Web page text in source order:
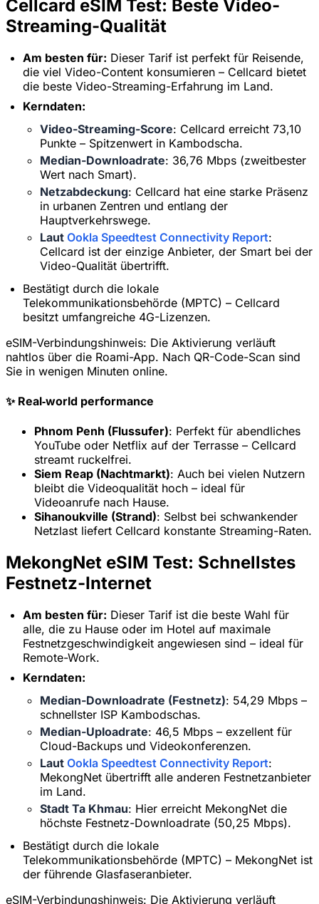
Cellcard eSIM Test: Beste Video-
Streaming-Qualität
Am besten für: Dieser Tarif ist perfekt für Reisende,
die viel Video-Content konsumieren – Cellcard bietet
die beste Video-Streaming-Erfahrung im Land.
Kerndaten:
Video-Streaming-Score: Cellcard erreicht 73,10
Punkte – Spitzenwert in Kambodscha.
Median-Downloadrate: 36,76 Mbps (zweitbester
Wert nach Smart).
Netzabdeckung: Cellcard hat eine starke Präsenz
in urbanen Zentren und entlang der
Hauptverkehrswege.
Laut Ookla Speedtest Connectivity Report:
Cellcard ist der einzige Anbieter, der Smart bei der
Video-Qualität übertrifft.
Bestätigt durch die lokale
Telekommunikationsbehörde (MPTC) – Cellcard
besitzt umfangreiche 4G-Lizenzen.
eSIM-Verbindungshinweis: Die Aktivierung verläuft
nahtlos über die Roami-App. Nach QR-Code-Scan sind
Sie in wenigen Minuten online.
✨ Real‑world performance
Phnom Penh (Flussufer): Perfekt für abendliches
YouTube oder Netflix auf der Terrasse – Cellcard
streamt ruckelfrei.
Siem Reap (Nachtmarkt): Auch bei vielen Nutzern
bleibt die Videoqualität hoch – ideal für
Videoanrufe nach Hause.
Sihanoukville (Strand): Selbst bei schwankender
Netzlast liefert Cellcard konstante Streaming-Raten.
MekongNet eSIM Test: Schnellstes
Festnetz-Internet
Am besten für: Dieser Tarif ist die beste Wahl für
alle, die zu Hause oder im Hotel auf maximale
Festnetzgeschwindigkeit angewiesen sind – ideal für
Remote-Work.
Kerndaten:
Median-Downloadrate (Festnetz): 54,29 Mbps –
schnellster ISP Kambodschas.
Median-Uploadrate: 46,5 Mbps – exzellent für
Cloud-Backups und Videokonferenzen.
Laut Ookla Speedtest Connectivity Report:
MekongNet übertrifft alle anderen Festnetzanbieter
im Land.
Stadt Ta Khmau: Hier erreicht MekongNet die
höchste Festnetz-Downloadrate (50,25 Mbps).
Bestätigt durch die lokale
Telekommunikationsbehörde (MPTC) – MekongNet ist
der führende Glasfaseranbieter.
eSIM-Verbindungshinweis: Die Aktivierung verläuft
×
Zeitlich begrenztes Angebot
Rabattcode
web20